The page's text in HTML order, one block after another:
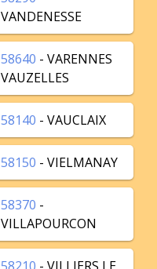
VANDENESSE
58640 - VARENNES
VAUZELLES
58140 - VAUCLAIX
58150 - VIELMANAY
58370 -
VILLAPOURCON